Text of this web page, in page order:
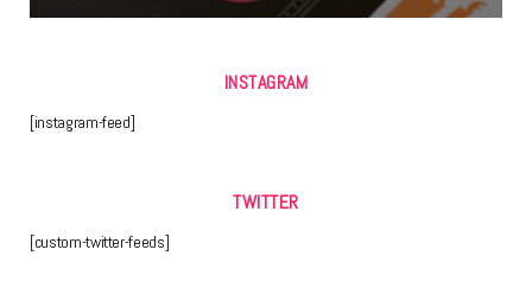
INSTAGRAM
[instagram-feed]
TWITTER
[custom-twitter-feeds]